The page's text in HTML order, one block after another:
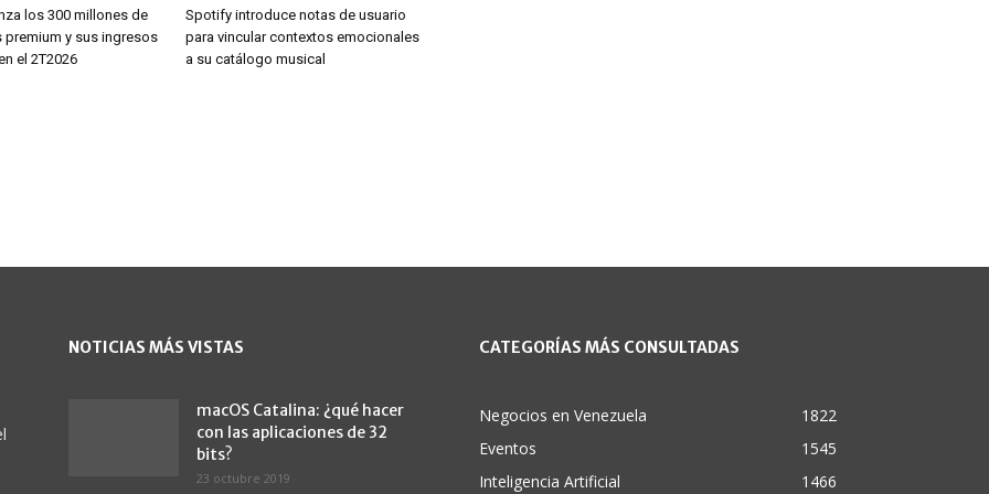
los 300 millones de
y sus ingresos
el 2T2026
Spotify introduce notas de usuario
para vincular contextos emocionales
a su catálogo musical
NOTICIAS MÁS VISTAS
macOS Catalina: ¿qué hacer
con las aplicaciones de 32
bits?
23 octubre 2019
CATEGORÍAS MÁS CONSULTADAS
Negocios en Venezuela
1822
Eventos
1545
Inteligencia Artificial
1466